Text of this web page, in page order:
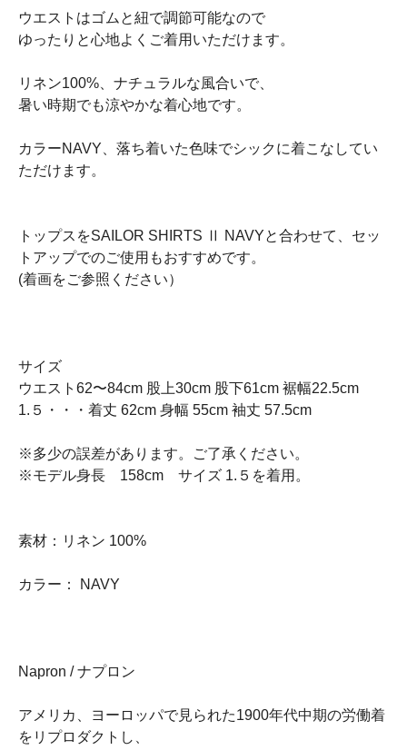
ウエストはゴムと紐で調節可能なので
ゆったりと心地よくご着用いただけます。
リネン100%、ナチュラルな風合いで、
暑い時期でも涼やかな着心地です。
カラーNAVY、落ち着いた色味でシックに着こなしてい
ただけます。
トップスをSAILOR SHIRTS Ⅱ NAVYと合わせて、セッ
トアップでのご使用もおすすめです。
(着画をご参照ください）
サイズ
ウエスト62〜84cm 股上30cm 股下61cm 裾幅22.5cm
1.５・・・着丈 62cm 身幅 55cm 袖丈 57.5cm
※多少の誤差があります。ご了承ください。
※モデル身長 158cm サイズ 1.５を着用。
素材：リネン 100%
カラー： NAVY
Napron / ナプロン
アメリカ、ヨーロッパで見られた1900年代中期の労働着
をリプロダクトし、